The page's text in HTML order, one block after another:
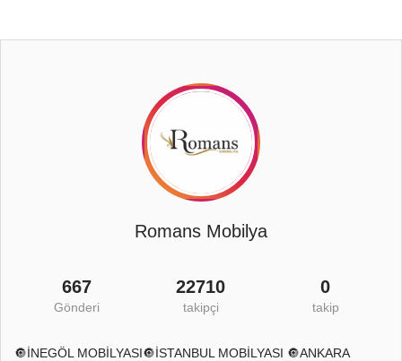
Romans Mobilya
667
Gönderi
22710
takipçi
0
takip
🔘İNEGÖL MOBİLYASI🔘İSTANBUL MOBİLYASI 🔘ANKARA